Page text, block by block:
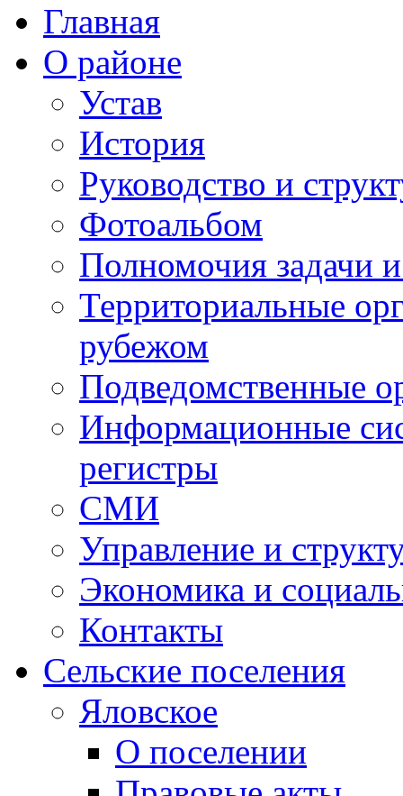
Главная
О районе
Устав
История
Руководство и
Фотоальбом
Полномочия задачи
Территориальные
рубежом
Подведомственные
Информационные
регистры
СМИ
Управление и
Экономика и
Контакты
Сельские поселения
Яловское
О поселении